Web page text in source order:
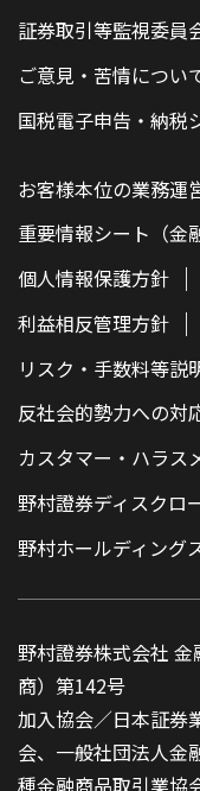
証券取引等監視委員
ご意見・苦情につい
国税電子申告・納税
お客様本位の業務運
重要情報シート（金
個人情報保護方針
利益相反管理方針
リスク・手数料等説
反社会的勢力への対
カスタマー・ハラス
野村證券ディスクロ
野村ホールディング
野村證券株式会社
商）第142号
加入協会／日本証券
会、一般社団法人金